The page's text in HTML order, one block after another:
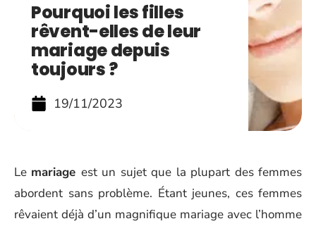
Pourquoi les filles
rêvent-elles de leur
mariage depuis
toujours ?
19/11/2023
Le mariage est un sujet que la plupart des femmes
abordent sans problème. Étant jeunes, ces femmes
rêvaient déjà d’un magnifique mariage avec l’homme